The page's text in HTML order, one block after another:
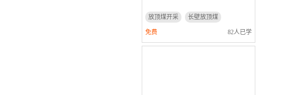
放顶煤开采
长壁放顶煤
动画演示
免费 82人已学